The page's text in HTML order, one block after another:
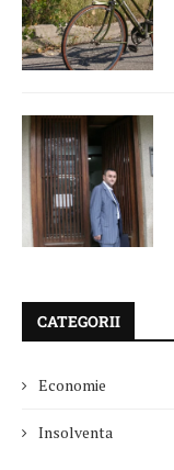
CATEGORII
Economie
Insolventa